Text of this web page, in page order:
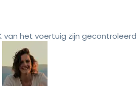
van het voertuig zijn gecontroleerd